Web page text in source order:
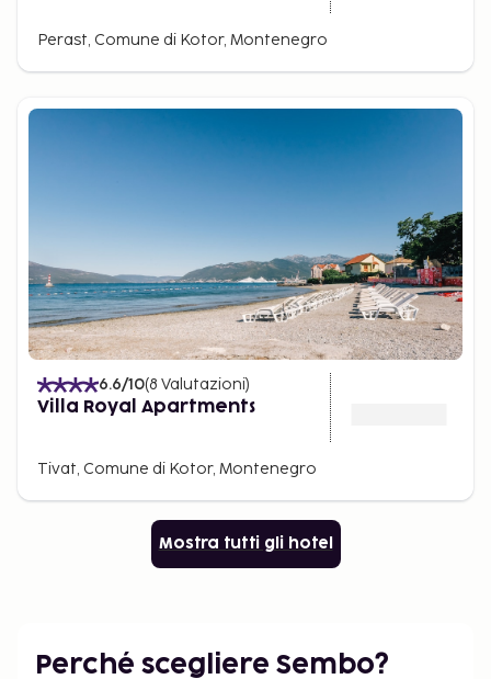
Perast, Comune di Kotor, Montenegro
6.6/10(8 Valutazioni)
Villa Royal Apartments
Tivat, Comune di Kotor, Montenegro
Mostra tutti gli hotel
Perché scegliere Sembo?